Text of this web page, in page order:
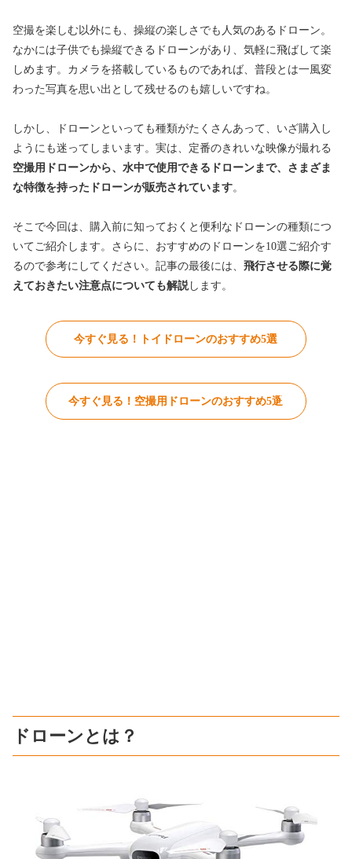
空撮を楽しむ以外にも、操縦の楽しさでも人気のあるドローン。
なかには子供でも操縦できるドローンがあり、気軽に飛ばして楽
しめます。カメラを搭載しているものであれば、普段とは一風変
わった写真を思い出として残せるのも嬉しいですね。
しかし、ドローンといっても種類がたくさんあって、いざ購入し
ようにも迷ってしまいます。実は、定番のきれいな映像が撮れる
空撮用ドローンから、水中で使用できるドローンまで、さまざま
な特徴を持ったドローンが販売されています。
そこで今回は、購入前に知っておくと便利なドローンの種類につ
いてご紹介します。さらに、おすすめのドローンを10選ご紹介す
るので参考にしてください。記事の最後には、 飛行させる際に覚
えておきたい注意点についても解説します。
今すぐ見る！トイドローンのおすすめ5選
今すぐ見る！空撮用ドローンのおすすめ5選
ドローンとは？